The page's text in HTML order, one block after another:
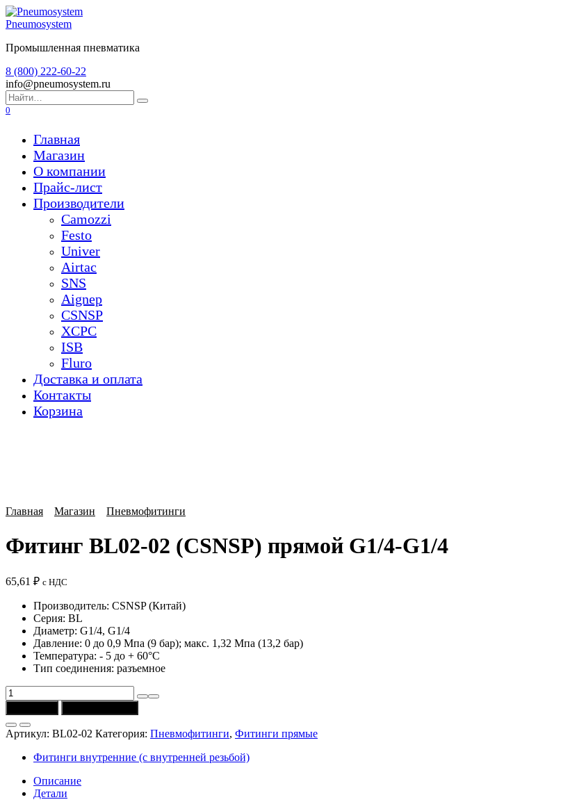
Перейти
к
Pneumosystem
Промышленная пневматика
8 (800) 222-60-22
info@pneumosystem.ru
Search
for:
0
Главная
Магазин
О компании
Прайс-лист
Производители
Camozzi
Festo
Univer
Airtac
SNS
Aignep
CSNSP
XCPC
ISB
Fluro
Доставка и оплата
Контакты
Корзина
Главная Магазин Пневмофитинги
Фитинг BL02-02 (CSNSP) прямой G1/4-G1/4
65,61 ₽ с НДС
Производитель: CSNSP (Китай)
Серия: BL
Диаметр: G1/4, G1/4
Давление: 0 до 0,9 Мпа (9 бар); макс. 1,32 Мпа (13,2 бар)
Температура: - 5 до + 60°C
Тип соединения: разъемное
Количество
товара
Фитинг
BL02-
02
(CSNSP)
прямой
G1/4-
G1/4
Артикул: BL02-02 Категория: Пневмофитинги, Фитинги прямые
Фитинги внутренние (с внутренней резьбой)
Описание
Детали